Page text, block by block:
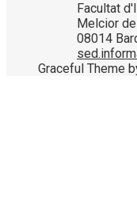
Facultat
Melcior
08014
Graceful Theme